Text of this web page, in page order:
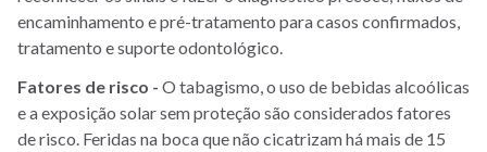
encaminhamento e pré-tratamento para casos confirmados,
tratamento e suporte odontológico.
Fatores de risco - O tabagismo, o uso de bebidas alcoólicas
e a exposição solar sem proteção são considerados fatores
de risco. Feridas na boca que não cicatrizam há mais de 15